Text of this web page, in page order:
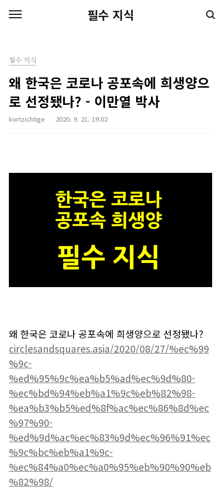
필수 지식
필수 지식
왜 한국은 코로나 공포속에 희생양으
로 선정됐나? - 이만열 박사
kortzichtige 2020. 9. 21. 19:02
왜 한국은 코로나 공포속에 희생양으로 선정됐나?
circlesandsquares.asia/2020/08/27/%ec%99
%9c-
%ed%95%9c%ea%b5%ad%ec%9d%80-
%ec%bd%94%eb%a1%9c%eb%82%98-
%ea%b3%b5%ed%8f%ac%ec%86%8d%ec
%97%90-
%ed%9d%ac%ec%83%9d%ec%96%91%ec
%9c%bc%eb%a1%9c-
%ec%84%a0%ec%a0%95%eb%90%90%eb
%82%98/